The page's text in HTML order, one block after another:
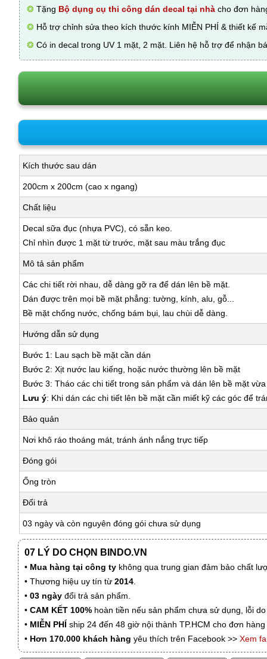
❂ Tặng Bộ dụng cụ thi công dán decal tại nhà cho đơn
❂ Hỗ trợ chỉnh sửa theo kích thước kính MIỄN PHÍ & thiết kế
❂ Có in decal trong UV 1 mặt, 2 mặt. Liên hệ hỗ trợ để nhận
Kích thước sau dán
200cm x 200cm (cao x ngang)
Chất liệu
Decal sữa đục (nhựa PVC), có sẵn keo.
Chỉ nhìn được 1 mặt từ trước, mặt sau màu trắng đục
Mô tả sản phẩm
Các chi tiết rời nhau, dễ dàng gỡ ra để dán lên bề mặt.
Dán được trên mọi bề mặt phẳng: tường, kính, alu, gỗ...
Bề mặt chống nước, chống bám bụi, lau chùi dễ dàng.
Hướng dẫn sử dụng
Bước 1: Lau sạch bề mặt cần dán
Bước 2: Xịt nước lau kiếng, hoặc nước thường lên bề mặt
Bước 3: Tháo các chi tiết trong sản phẩm và dán lên bề mặt
Lưu ý: Khi dán các chi tiết lên bề mặt cần miết kỹ các góc để
Bảo quản
Nơi khô ráo thoáng mát, tránh ánh nắng trực tiếp
Đóng gói
Ống tròn
Đổi trả
03 ngày và còn nguyên đóng gói chưa sử dụng
07 LÝ DO CHỌN BINDO.VN
• Mua hàng tại công ty không qua trung gian đảm bảo chất
• Thương hiệu uy tín từ 2014.
• 03 ngày đổi trả sản phẩm.
• CAM KẾT 100% hoàn tiền nếu sản phẩm chưa sử dụng, lỗi
• MIỄN PHÍ ship 24 đến 48 giờ nội thành TP.HCM cho đơn
• Hơn 170.000 khách hàng yêu thích trên Facebook >> Xem